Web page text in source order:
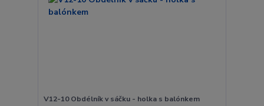
V12-10 Obdélník v sáčku - holka s balónkem